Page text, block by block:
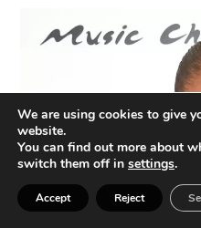
We are using cookies to give
website.
You can find out more about
switch them off in settings.
Accept Reject